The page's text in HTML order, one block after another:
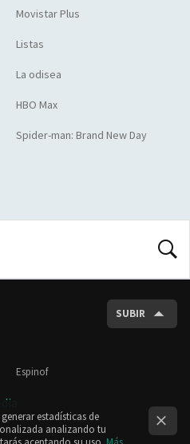
Movistar Plus
Listas
La odisea
HBO Max
Spider-man: Brand New Day
SUBIR
Espinof
estadísticas de
analizando tu